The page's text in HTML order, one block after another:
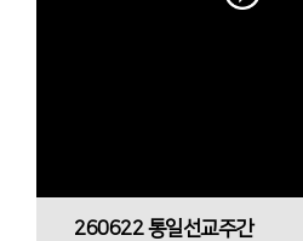
260622 통일선교주간